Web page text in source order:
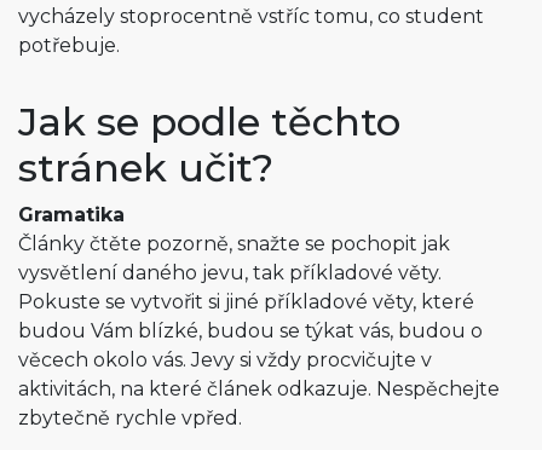
vycházely stoprocentně vstříc tomu, co student
potřebuje.
Jak se podle těchto
stránek učit?
Gramatika
Články čtěte pozorně, snažte se pochopit jak
vysvětlení daného jevu, tak příkladové věty.
Pokuste se vytvořit si jiné příkladové věty, které
budou Vám blízké, budou se týkat vás, budou o
věcech okolo vás. Jevy si vždy procvičujte v
aktivitách, na které článek odkazuje. Nespěchejte
zbytečně rychle vpřed.